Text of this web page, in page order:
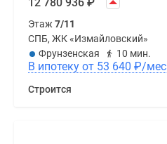
12 780 936 ₽
Этаж7/11
СПБ, ЖК «Измайловский»
Фрунзенская
10 мин.
В ипотеку от 53 640 ₽/мес
Строится